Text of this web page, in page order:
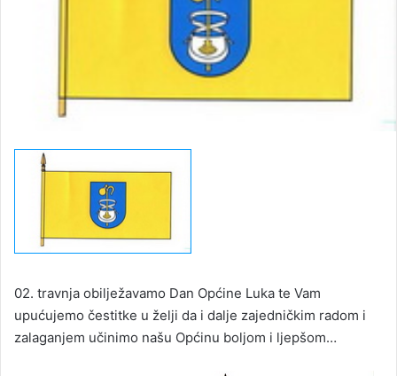
02. travnja obilježavamo Dan Općine Luka te Vam
upućujemo čestitke u želji da i dalje zajedničkim radom i
zalaganjem učinimo našu Općinu boljom i ljepšom…